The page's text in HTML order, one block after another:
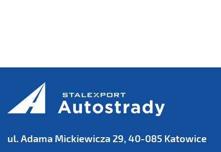
ul. Adama Mickiewicza 29, 40-085 Katowice